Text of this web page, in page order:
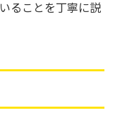
ることを丁寧に説